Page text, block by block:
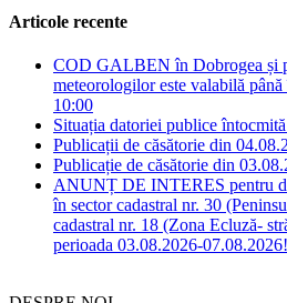
Articole recente
COD GALBEN în Dobrogea și
meteorologilor este valabilă
10:00
Situația datoriei publice
Publicații de căsătorie din
Publicație de căsătorie din
ANUNȚ DE INTERES pentru
în sector cadastral nr. 30
cadastral nr. 18 (Zona Ecluză-
perioada 03.08.2026-07.08.2026!